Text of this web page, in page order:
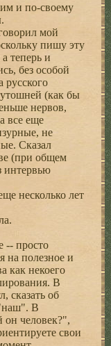
и по-своему
мой
пишу эту
теперь и
без особой
русского
(как бы
нервов,
все еще
не
Сказал
(при общем
интервью
несколько лет
-- просто
на полезное и
как некоего
В
сказать об
В
он человек?",
свои